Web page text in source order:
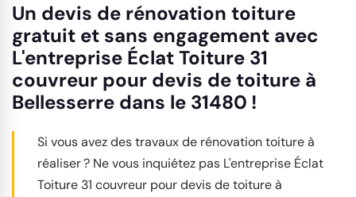
Un devis de rénovation toiture
gratuit et sans engagement avec
L'entreprise Éclat Toiture 31
couvreur pour devis de toiture à
Bellesserre dans le 31480 !
Si vous avez des travaux de rénovation toiture à
réaliser ? Ne vous inquiétez pas L'entreprise Éclat
Toiture 31 couvreur pour devis de toiture à